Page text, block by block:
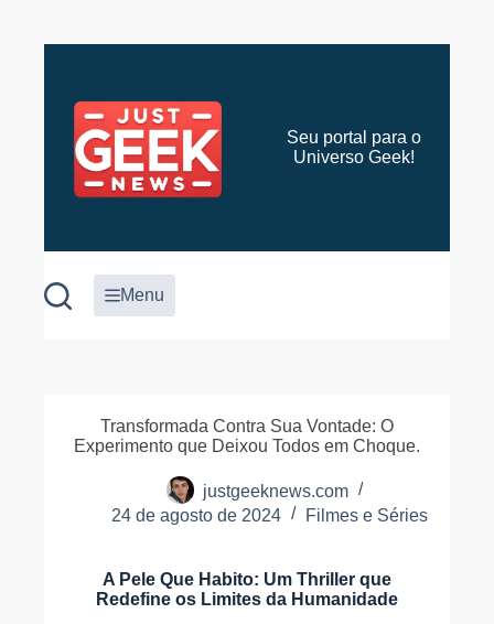
Seu portal para o
Universo Geek!
Menu
Transformada Contra Sua Vontade: O
Experimento que Deixou Todos em Choque.
justgeeknews.com
24 de agosto de 2024
Filmes e Séries
A Pele Que Habito: Um Thriller que
Redefine os Limites da Humanidade